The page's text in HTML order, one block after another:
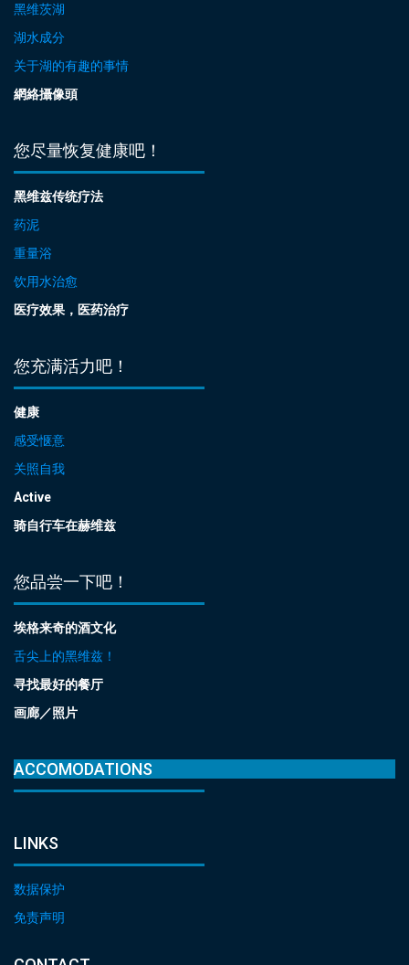
黑维茨湖
湖水成分
关于湖的有趣的事情
網絡攝像頭
您尽量恢复健康吧！
黑维兹传统疗法
药泥
重量浴
饮用水治愈
医疗效果，医药治疗
您充满活力吧！
健康
感受惬意
关照自我
Active
骑自行车在赫维兹
您品尝一下吧！
埃格来奇的酒文化
舌尖上的黑维兹！
寻找最好的餐厅
画廊／照片
ACCOMODATIONS
LINKS
数据保护
免责声明